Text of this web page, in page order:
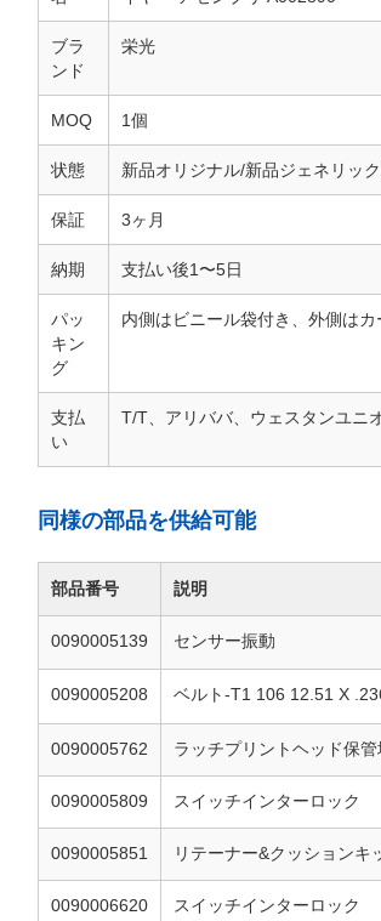
ブラ
ンド
栄光
MOQ 1個
状態 新品オリジナル/新品ジェネリッ
保証 3ヶ月
納期 支払い後1〜5日
パッ
キン
グ
内側はビニール袋付き、外側はカ
支払
い
T/T、アリババ、ウェスタンユニ
同様の部品を供給可能
部品番号 説明
0090005139 センサー振動
0090005208 ベルト-T1 106 12.51 X
0090005762 ラッチプリントヘッド保
0090005809 スイッチインターロック
0090005851 リテーナー&クッションキ
0090006620 スイッチインターロック